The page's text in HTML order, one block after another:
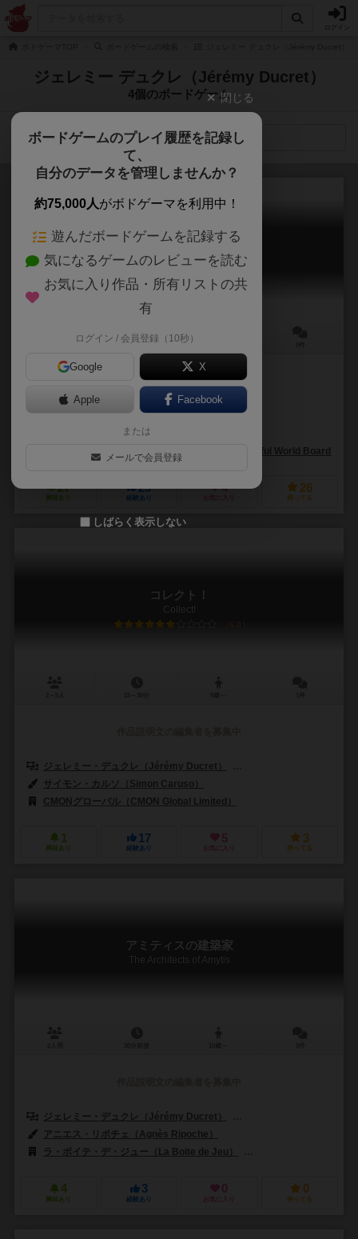
ジェレミー デュクレ（Jérémy Ducret）
4個のボードゲーム
検索メニュー
ラストランタン
Last Lantern
30分前後
作品説明文の編集者を募集中
ジェレミー・デュクレ（Jérémy Ducret）
ジンコ・カン（Zingco Kang）
ワンダフル・ワールド・ボードゲームズ（Wonderful World Board
27
興味あり
29
経験あり
4 26
持ってる
コレクト！
Collect!
6.0
ジェレミー・デュクレ（Jérémy Ducret）
サイモン・カルソ（Simon Caruso）
CMONグローバル（CMON Global Limited）
1
興味あり
17
経験あり
5
お気に入り
3
持ってる
アミティスの建築家
The Architects of Amytis
ジェレミー・デュクレ（Jérémy Ducret）
アニエス・リポチェ（Agnès Ripoche）
ラ・ボイテ・デ・ジュー（La Boite de Jeu）
4
興味あり
3
経験あり
0
お気に入り
0
持ってる
閉じる
ボードゲームのプレイ履歴を記録し
て、
自分のデータを管理しませんか？
約75,000人がボドゲーマを利用中！
遊んだボードゲームを記録する
気になるゲームのレビューを読む
お気に入り作品・所有リストの共
有
ログイン / 会員登録（10秒）
Google X
Apple Facebook
または
メールで会員登録
しばらく表示しない